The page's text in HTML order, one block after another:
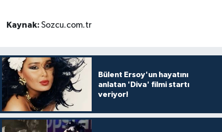
Kaynak: Sozcu.com.tr
Bülent Ersoy'un hayatını
anlatan 'Diva' filmi startı
veriyor!